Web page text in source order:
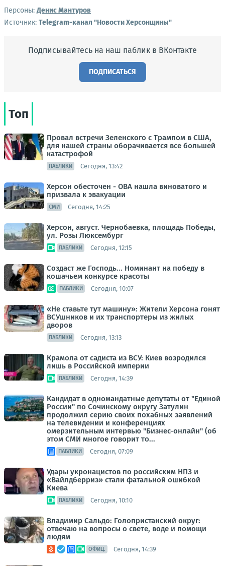
Персоны: Денис Мантуров
Источник: Telegram-канал "Новости Херсонщины"
Подписывайтесь на наш паблик в ВКонтакте
ПОДПИСАТЬСЯ
Топ
Провал встречи Зеленского с Трампом в США,
для нашей страны оборачивается все большей
катастрофой
ПАБЛИКИ Сегодня, 13:42
Херсон обесточен - ОВА нашла виноватого и
призвала к эвакуации
СМИ Сегодня, 14:25
Херсон, август. Чернобаевка, площадь Победы,
ул. Розы Люксембург
ПАБЛИКИ Сегодня, 12:15
Создаст же Господь... Номинант на победу в
кошачьем конкурсе красоты
ПАБЛИКИ Сегодня, 10:07
«Не ставьте тут машину»: Жители Херсона гонят
ВСУшников и их транспортеры из жилых
дворов
ПАБЛИКИ Сегодня, 13:13
Крамола от садиста из ВСУ: Киев возродился
лишь в Российской империи
ПАБЛИКИ Сегодня, 14:39
Кандидат в одномандатные депутаты от "Единой
России" по Сочинскому округу Затулин
продолжил серию своих похабных заявлений
на телевидении и конференциях
омерзительным интервью "Бизнес-онлайн" (об
этом СМИ многое говорит то...
ПАБЛИКИ Сегодня, 07:09
Удары укронацистов по российским НПЗ и
«Вайлдберриз» стали фатальной ошибкой
Киева
ПАБЛИКИ Сегодня, 10:10
Владимир Сальдо: Голопристанский округ:
отвечаю на вопросы о свете, воде и помощи
людям
ОФИЦ. Сегодня, 14:39